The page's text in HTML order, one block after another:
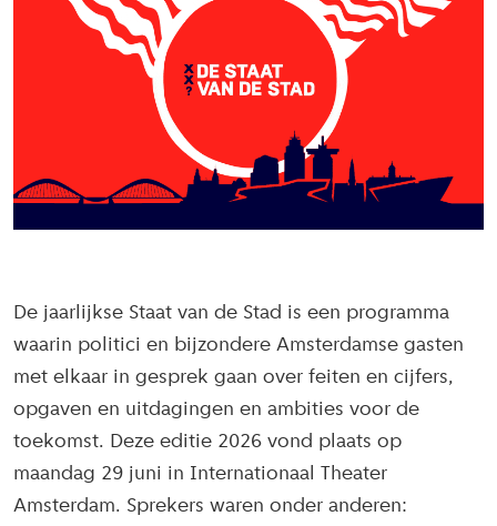
De jaarlijkse Staat van de Stad is een programma
waarin politici en bijzondere Amsterdamse gasten
met elkaar in gesprek gaan over feiten en cijfers,
opgaven en uitdagingen en ambities voor de
toekomst. Deze editie 2026 vond plaats op
maandag 29 juni in Internationaal Theater
Amsterdam. Sprekers waren onder anderen: